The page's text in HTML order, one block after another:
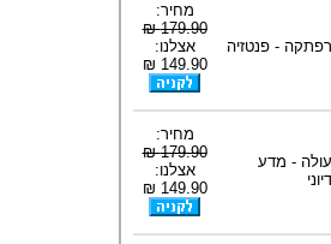
- פנטזיה
מחיר:
179.90 ₪
אצלנו:
149.90 ₪
- מדע
מחיר:
179.90 ₪
אצלנו:
149.90 ₪